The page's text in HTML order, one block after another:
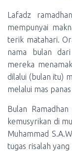
Lafadz
mempunyai
terik matahari.
nama bulan
mereka
dilalui (bulan itu)
melalui mas
Bulan
kemusyrikan di
Muhammad
tugas risalah yang